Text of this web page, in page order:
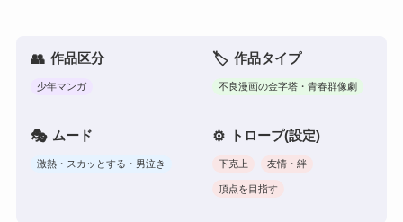
作品区分
少年マンガ
作品タイプ
不良漫画の金字塔・青春群像劇
ムード
激熱・スカッとする・男泣き
トロープ(設定)
下克上 友情・絆
頂点を目指す